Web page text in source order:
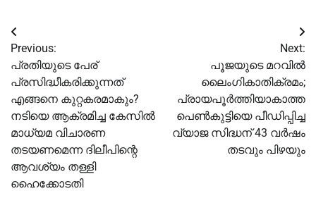
Post
navigation
Previous:
പ്രതിയുടെ പേര്
പ്രസിദ്ധീകരിക്കുന്നത്
എങ്ങനെ കുറ്റകരമാകും?
നടിയെ ആക്രമിച്ച കേസില്‍
മാധ്യമ വിചാരണ
തടയണമെന്ന ദിലീപിന്റെ
ആവശ്യം തള്ളി
ഹൈക്കോടതി
Next:
പൂജയുടെ മറവില്‍
ലൈംഗികാതിക്രമം;
പ്രായപൂര്‍ത്തിയാകാത്ത
പെണ്‍കുട്ടിയെ പീഡിപ്പിച്ച
വ്യാജ സിദ്ധന് 43 വര്‍ഷം
തടവും പിഴയും